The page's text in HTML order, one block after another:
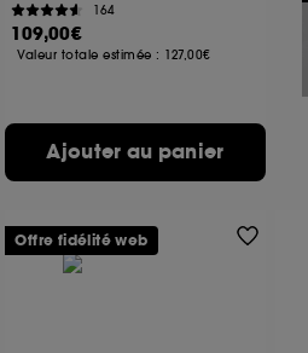
164
109,00€
Valeur totale estimée : 127,00€
Ajouter au panier
Offre fidélité web